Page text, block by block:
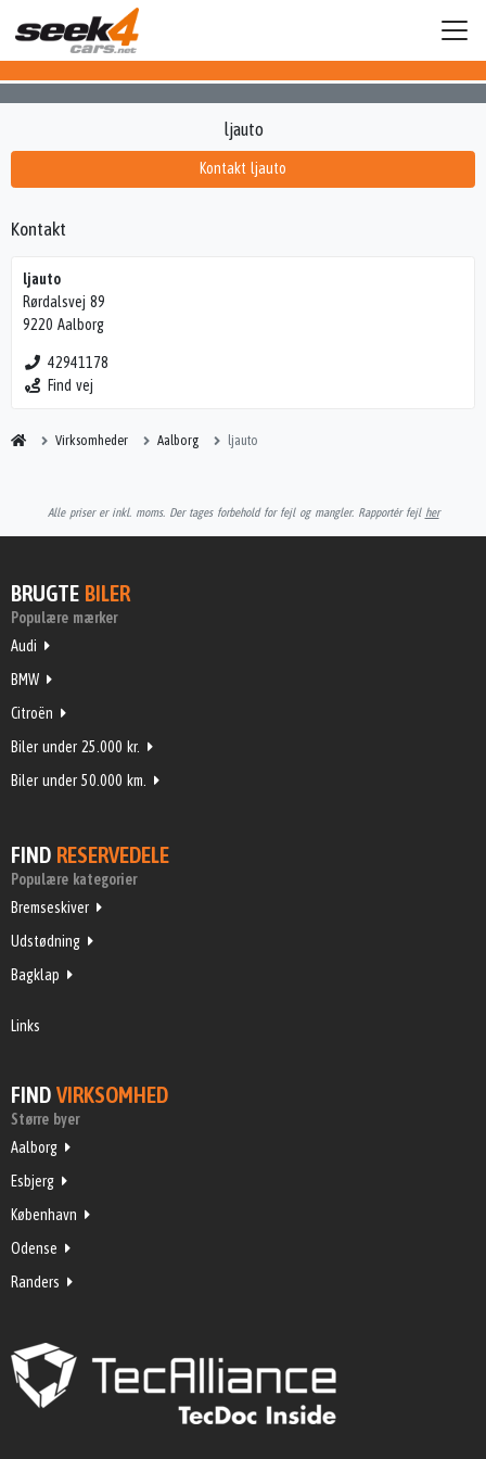
Kontakt ljauto
Kontakt
ljauto
Rørdalsvej 89
9220 Aalborg
42941178
Find vej
Virksomheder Aalborg ljauto
ljauto
Alle priser er inkl. moms. Der tages forbehold for fejl og mangler. Rapportér fejl her
BRUGTE BILER
Populære mærker
Audi
BMW
Citroën
Biler under 25.000 kr.
Biler under 50.000 km.
FIND RESERVEDELE
Populære kategorier
Bremseskiver
Udstødning
Bagklap
Links
FIND VIRKSOMHED
Større byer
Aalborg
Esbjerg
København
Odense
Randers